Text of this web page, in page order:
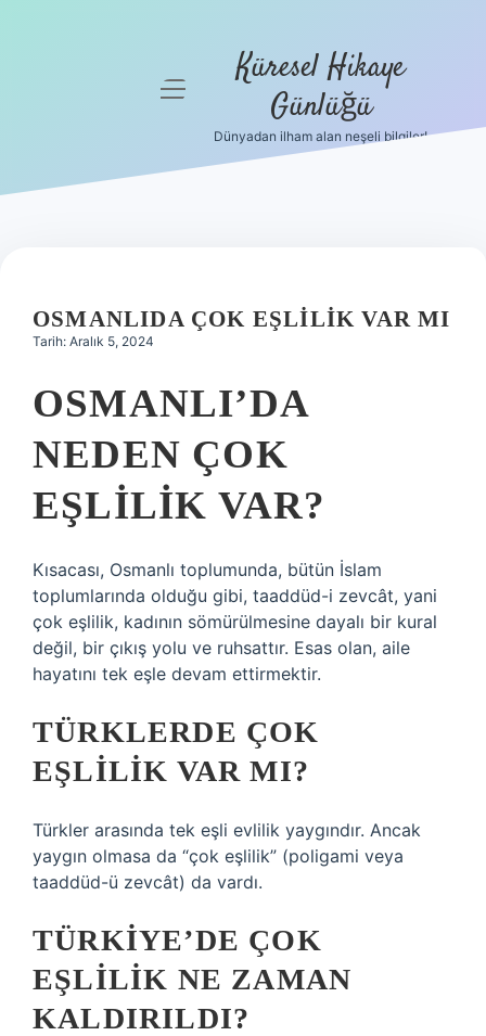
Hakkımızda
menüyü
Küresel Hikaye
Günlüğü
Dünyadan ilham alan neşeli bilgiler!
OSMANLIDA ÇOK EŞLILIK VAR MI
Tarih: Aralık 5, 2024
OSMANLI’DA
NEDEN ÇOK
EŞLILIK VAR?
Kısacası, Osmanlı toplumunda, bütün İslam
toplumlarında olduğu gibi, taaddüd-i zevcât, yani
çok eşlilik, kadının sömürülmesine dayalı bir kural
değil, bir çıkış yolu ve ruhsattır. Esas olan, aile
hayatını tek eşle devam ettirmektir.
TÜRKLERDE ÇOK
EŞLILIK VAR MI?
Türkler arasında tek eşli evlilik yaygındır. Ancak
yaygın olmasa da “çok eşlilik” (poligami veya
taaddüd-ü zevcât) da vardı.
TÜRKIYE’DE ÇOK
EŞLILIK NE ZAMAN
KALDIRILDI?